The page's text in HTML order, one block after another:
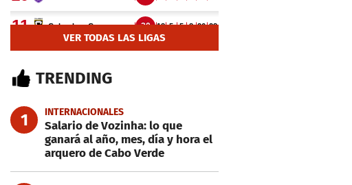
VER TODAS LAS LIGAS
TRENDING
1 INTERNACIONALES
Salario de Vozinha: lo que
ganará al año, mes, día y hora el
arquero de Cabo Verde